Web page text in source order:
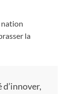
nation
la
d’innover,